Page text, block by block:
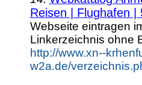
Reisen | Flughafen |
Webseite eintragen
Linkerzeichnis ohne
http://www.xn--
w2a.de/